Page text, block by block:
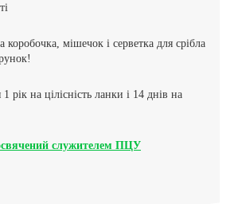
коробочка, мішечок і серветка для срібла
1 рік на цілісність ланки і 14 днів на
служителем ПЦУ